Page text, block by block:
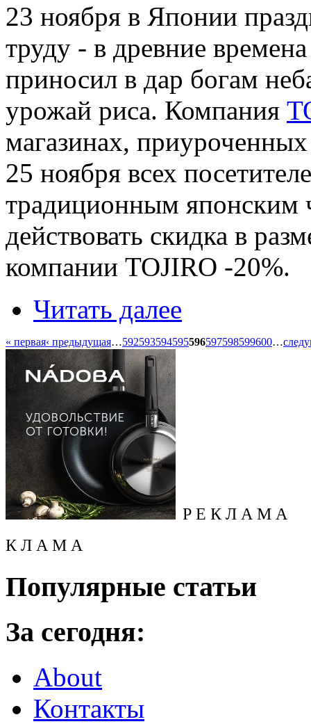
23 ноября в Японии
труду - в древние
приносил в дар богам
урожай риса. Компания
магазинах,
25 ноября всех
традиционным японским
действовать скидка в
компании TOJIRO -20%.
Читать далее
« первая‹ предыдущая…592593594595596597598599600…
Р Е К Л А М А
К Л А М А
Популярные статьи
За сегодня:
About
Контакты